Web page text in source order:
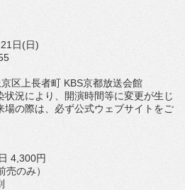
日(日)
区上長者町 KBS京都放送会館
況により、
開演時間等に変更が生じ
の際は、 必ず公式ウェブサイトをご
4,300円
のみ）